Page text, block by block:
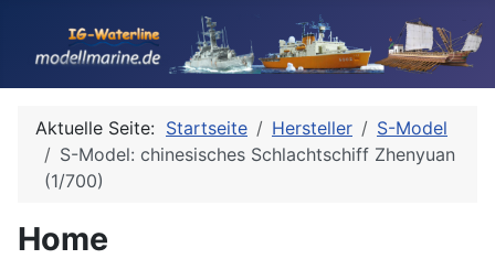
Aktuelle Seite: Startseite Hersteller
S-Model
S-Model: chinesisches Schlachtschiff Zhenyuan
(1/700)
Home